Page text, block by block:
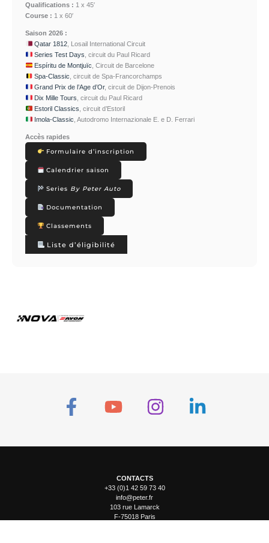
Qualifications : 1 x 45′
Course : 1 x 60′
Saison 2026:
Qatar 1812 , Losail International Circuit
Series Test Days , circuit du Paul Ricard
Espíritu de Montjuïc , Circuit de Barcelone
Spa-Classic , circuit de Spa-Francorchamps
Grand Prix de l’Age d’Or, circuit de Dijon-Prenois
Dix Mille Tours , circuit du Paul Ricard
Estoril Classics , circuit d’Estoril
Imola-Classic , Autodromo Internazionale E. e D. Ferrari
Accès rapides
Formulaire d’inscription
Calendrier saison
Series By Peter Auto
Documentation
Classements
Liste d’éligibilité
CONTACTS
+33 (0)1 42 59 73 40
info@peter.fr
103 rue Lamarck
F-75018 Paris